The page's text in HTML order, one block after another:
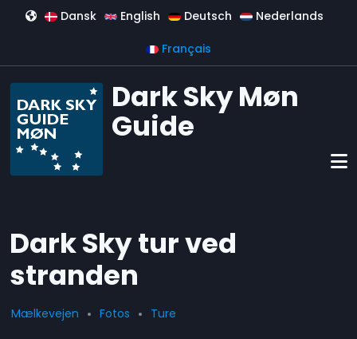
Aller au contenu principal
Dansk English Deutsch Nederlands
Français
Dark Sky Møn
Guide
Dark Sky tur ved
stranden
Mælkevejen Fotos Ture